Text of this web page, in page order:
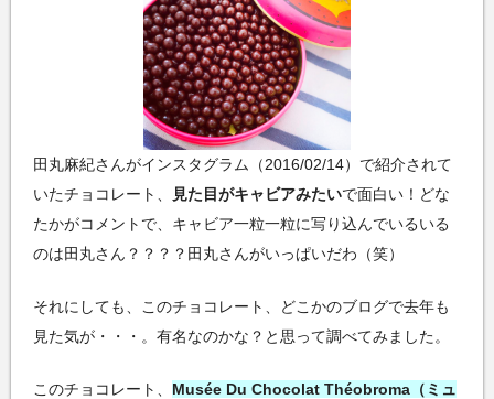
田丸麻紀さんがインスタグラム（2016/02/14）で紹介されて
いたチョコレート、
見た目がキャビアみたいで面白い！どな
たかがコメントで、キャビア一粒一粒に写り込んでいるいる
のは田丸さん？？？？田丸さんがいっぱいだわ（笑）
それにしても、このチョコレート、どこかのブログで去年も
見た気が・・・。有名なのかな？と思って調べてみました。
このチョコレート、 Musée Du Chocolat Théobroma（ミュ